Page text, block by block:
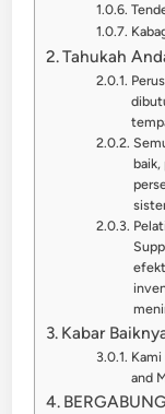
Tahukah
baik,
Kabar
and